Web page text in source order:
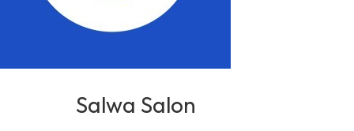
Salwa Salon